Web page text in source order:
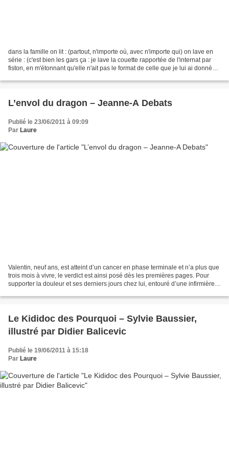
dans la famille on lit : (partout, n'importe où, avec n'importe qui) on lave en
série : (c'est bien les gars ça : je lave la couette rapportée de l'internat par
fiston, en m'étonnant qu'elle n'ait pas le format de celle que je lui ai donnée
L’envol du dragon – Jeanne-A Debats
Publié le 23/06/2011 à 09:09
Par Laure
Valentin, neuf ans, est atteint d’un cancer en phase terminale et n’a plus que
trois mois à vivre, le verdict est ainsi posé dès les premières pages. Pour
supporter la douleur et ses derniers jours chez lui, entouré d’une infirmière
Le Kididoc des Pourquoi – Sylvie Baussier,
illustré par Didier Balicevic
Publié le 19/06/2011 à 15:18
Par Laure